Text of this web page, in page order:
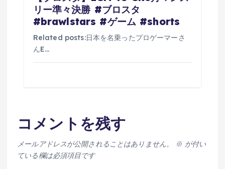
リー準々決勝 #ブロスタ
#brawlstars #ゲーム #shorts
Related posts:日本を名乗ったプロゲーマーさ
んE…
コメントを残す
メールアドレスが公開されることはありません。 ※が付い
ている欄は必須項目です